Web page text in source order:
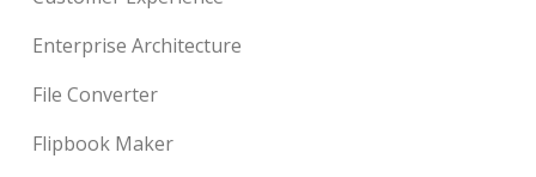
Enterprise Architecture
File Converter
Flipbook Maker